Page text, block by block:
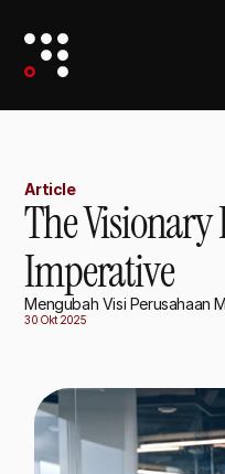
Article
The
Imperative
Mengubah Visi Perusahaan
30 Okt 2025